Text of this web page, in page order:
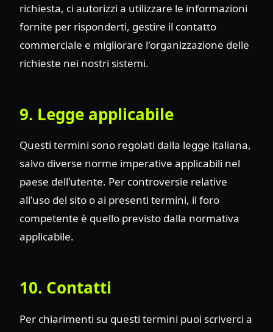
richiesta, ci autorizzi a utilizzare le informazioni
fornite per risponderti, gestire il contatto
commerciale e migliorare l'organizzazione delle
richieste nei nostri sistemi.
9. Legge applicabile
Questi termini sono regolati dalla legge italiana,
salvo diverse norme imperative applicabili nel
paese dell'utente. Per controversie relative
all'uso del sito o ai presenti termini, il foro
competente è quello previsto dalla normativa
applicabile.
10. Contatti
Per chiarimenti su questi termini puoi scriverci a